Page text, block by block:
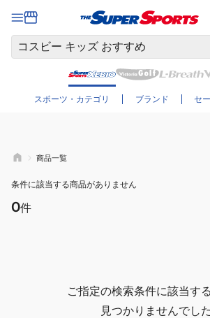
スポーツ・カテゴリ ブランド セ
さらに絞り込む
商品一覧
条件に該当する商品がありません
0件
ご指定の検索条件に該当す
見つかりませんでした